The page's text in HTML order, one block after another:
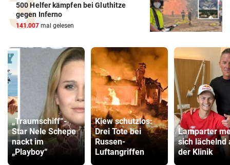
500 Helfer kämpfen bei Gluthitze
gegen Inferno
141.007 mal gelesen
„Traumschiff“-
Star Nele Schepe
nackt im
„Playboy“
Kiew schutzlos:
Drei Tote bei
Russen-
Luftangriffen
Lamparter
sich lächelnd
der Klinik